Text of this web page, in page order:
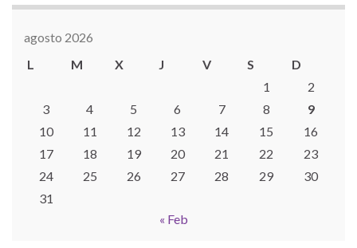
agosto 2026
L
M X J V S
D
1
2
3
4 5 6 7 8
9
10
11 12 13 14 15
16
17
18 19 20 21 22
23
24
25 26 27 28 29
30
31
« Feb